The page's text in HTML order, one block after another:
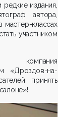
издания,
автора,
мастер-классах
участником
компания
«Дроздов-на-
принять